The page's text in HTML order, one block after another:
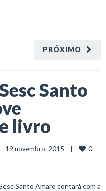
PRÓXIMO
Santo
livro
19 novembro, 2015    |
0
Santo Amaro contará com a